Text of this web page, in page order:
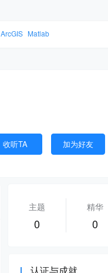
ArcGIS Matlab
收听TA 加为好友
主题
0
精华
0